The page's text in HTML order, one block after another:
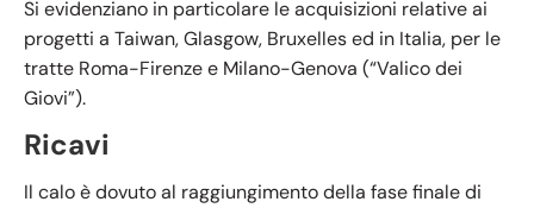
Si evidenziano in particolare le acquisizioni relative ai
progetti a Taiwan, Glasgow, Bruxelles ed in Italia, per le
tratte Roma-Firenze e Milano-Genova (“Valico dei
Giovi”).
Ricavi
Il calo è dovuto al raggiungimento della fase finale di